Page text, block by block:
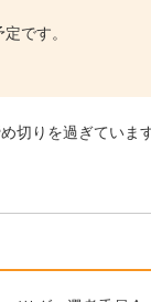
です。
切りを過ぎていま